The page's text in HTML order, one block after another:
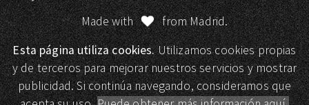
Made with
from Madrid.
Esta página utiliza cookies.Utilizamos cookies propias
y de terceros para mejorar nuestros servicios y mostrar
publicidad. Si continúa navegando, consideramos que